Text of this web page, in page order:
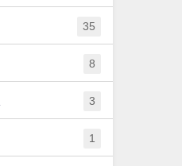
35
8
3
1